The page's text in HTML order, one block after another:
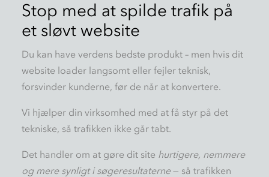
Stop med at spilde trafik på
et sløvt website
Du kan have verdens bedste produkt – men hvis dit
website loader langsomt eller fejler teknisk,
forsvinder kunderne, før de når at konvertere.
Vi hjælper din virksomhed med at få styr på det
tekniske, så trafikken ikke går tabt.
Det handler om at gøre dit site hurtigere, nemmere
og mere synligt i søgeresultaterne— så trafikken